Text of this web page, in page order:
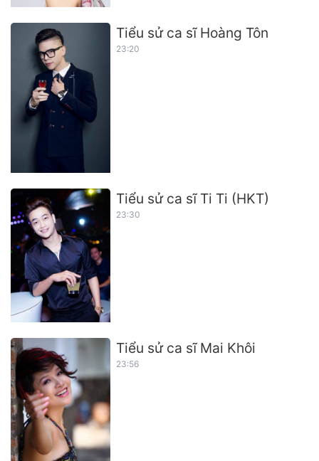
Tiểu sử ca sĩ Hoàng Tôn
23:20
Tiểu sử ca sĩ Ti Ti (HKT)
23:30
Tiểu sử ca sĩ Mai Khôi
23:56